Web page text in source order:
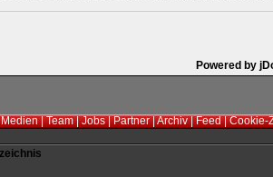
Powered by
Medien|Team|Jobs|Partner|Archiv|Feed|Cookie-